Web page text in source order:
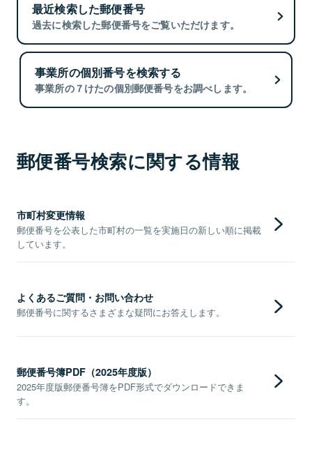
最近検索した郵便番号
過去に検索した郵便番号をご覧いただけます。
事業所の個別番号を検索する
事業所の７けたの個別郵便番号をお調べします。
郵便番号検索に関する情報
市町村変更情報
郵便番号を公表した市町村の一覧を実施日の新しい順に掲載
しています。
よくあるご質問・お問い合わせ
郵便番号に関するさまざまな疑問にお答えします。
郵便番号簿PDF（2025年度版）
2025年度版郵便番号簿をPDF形式でダウンロードできま
す。